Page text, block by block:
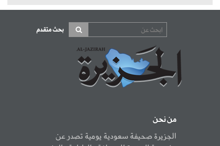
بحث متقدم
من نحن
الجزيرة صحيفة سعودية يومية تصدر عن